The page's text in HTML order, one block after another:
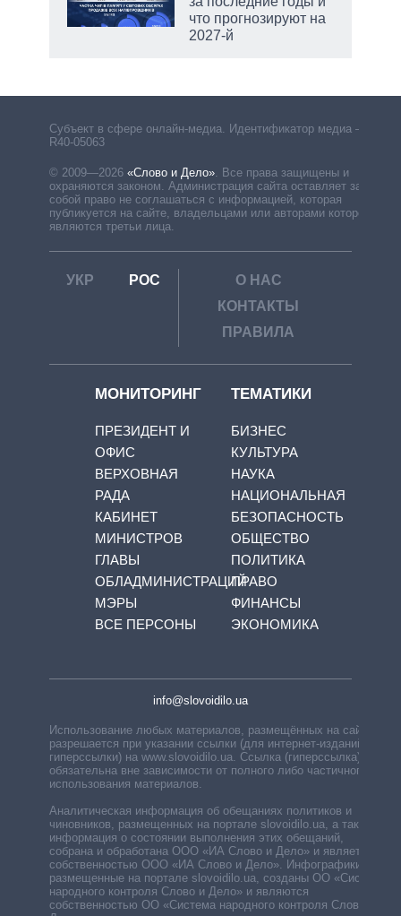
что прогнозируют на
2027-й
Субъект в сфере онлайн-медиа. Идентификатор медиа –
R40-05063
© 2009—2026 «Слово и Дело». Все права защищены и
охраняются законом. Администрация сайта оставляет за
собой право не соглашаться с информацией, которая
публикуется на сайте, владельцами или авторами которой
являются третьи лица.
УКР РОС
О НАС
КОНТАКТЫ
ПРАВИЛА
МОНИТОРИНГ
ПРЕЗИДЕНТ И
ОФИС
ВЕРХОВНАЯ
РАДА
КАБИНЕТ
МИНИСТРОВ
ГЛАВЫ
ОБЛАДМИНИСТРАЦИЙ
МЭРЫ
ВСЕ ПЕРСОНЫ
ТЕМАТИКИ
БИЗНЕС
КУЛЬТУРА
НАУКА
НАЦИОНАЛЬНАЯ
БЕЗОПАСНОСТЬ
ОБЩЕСТВО
ПОЛИТИКА
ПРАВО
ФИНАНСЫ
ЭКОНОМИКА
info@slovoidilo.ua
Использование любых материалов, размещённых на сайте,
разрешается при указании ссылки (для интернет-изданий —
гиперссылки) на www.slovoidilo.ua. Ссылка (гиперссылка)
обязательна вне зависимости от полного либо частичного
использования материалов.
Аналитическая информация об обещаниях политиков и
чиновников, размещенных на портале slovoidilo.ua, а также
информация о состоянии выполнения этих обещаний,
собрана и обработана ООО «ИА Слово и Дело» и является
собственностью ООО «ИА Слово и Дело». Инфографики,
размещенные на портале slovoidilo.ua, созданы ОО «Система
народного контроля Слово и Дело» и являются
собственностью ОО «Система народного контроля Слово и